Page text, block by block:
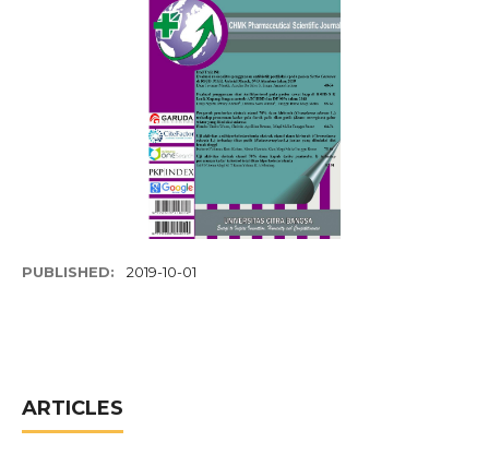
PUBLISHED: 2019-10-01
ARTICLES